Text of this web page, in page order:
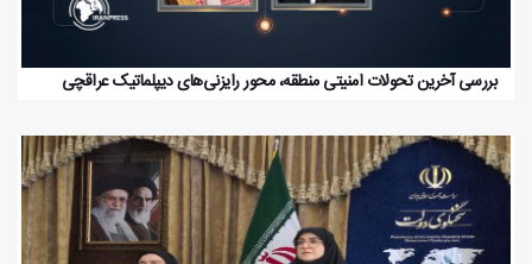
بررسی آخرین تحولات امنیتی منطقه، محور رایزنی‌های دیپلماتیک عراقچی